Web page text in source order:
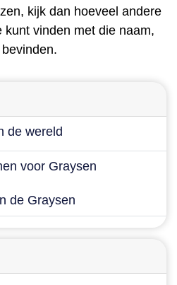
kijk dan hoeveel andere
kunt vinden met die naam,
de wereld
voor Graysen
de Graysen